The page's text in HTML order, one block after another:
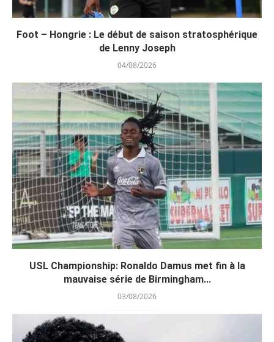
Foot – Hongrie : Le début de saison stratosphérique
de Lenny Joseph
04/08/2026
USL Championship: Ronaldo Damus met fin à la
mauvaise série de Birmingham...
03/08/2026